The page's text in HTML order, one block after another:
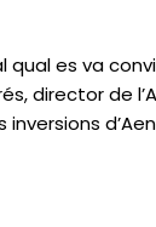
es va
director de